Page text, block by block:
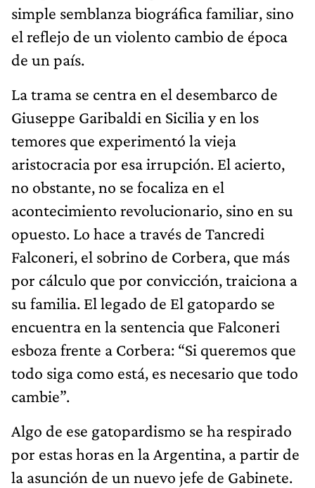
simple semblanza biográfica familiar, sino
el reflejo de un violento cambio de época
de un país.
La trama se centra en el desembarco de
Giuseppe Garibaldi en Sicilia y en los
temores que experimentó la vieja
aristocracia por esa irrupción. El acierto,
no obstante, no se focaliza en el
acontecimiento revolucionario, sino en su
opuesto. Lo hace a través de Tancredi
Falconeri, el sobrino de Corbera, que más
por cálculo que por convicción, traiciona a
su familia. El legado de El gatopardo se
encuentra en la sentencia que Falconeri
esboza frente a Corbera: “Si queremos que
todo siga como está, es necesario que todo
cambie”.
Algo de ese gatopardismo se ha respirado
por estas horas en la Argentina, a partir de
la asunción de un nuevo jefe de Gabinete.